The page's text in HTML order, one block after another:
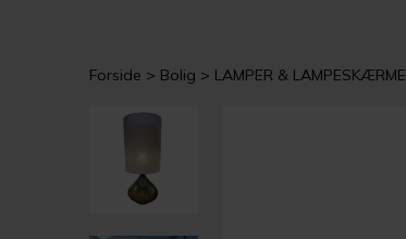
Forside Bolig LAMPER & LAMPESKÆRME